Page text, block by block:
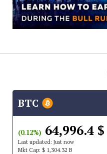
$ 64,996.4
(0.12%)
Last updated: Just now
Mkt Cap: $ 1,304.32 B